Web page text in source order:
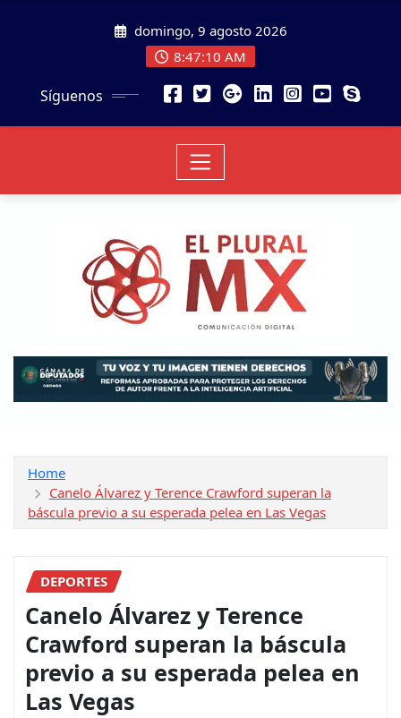
domingo, 9 agosto 2026
8:47:12 AM
Síguenos
Home
Canelo Álvarez y Terence Crawford superan la
báscula previo a su esperada pelea en Las Vegas
DEPORTES
Canelo Álvarez y Terence
Crawford superan la báscula
previo a su esperada pelea en
Las Vegas